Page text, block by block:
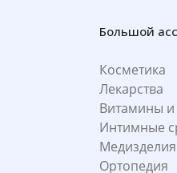
Большой
Косметика
Лекарства
Витамины
Интимные
Медизделия
Ортопедия